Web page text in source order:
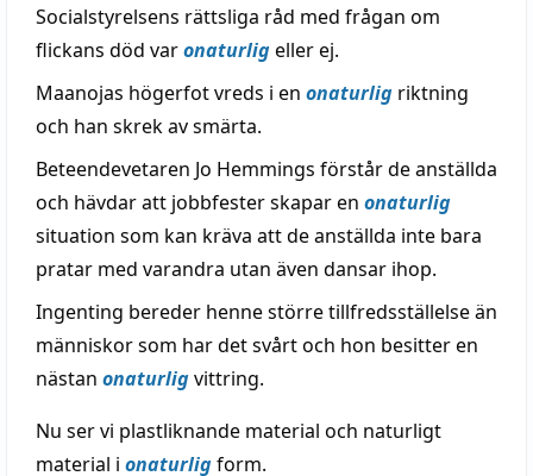
Socialstyrelsens rättsliga råd med frågan om
flickans död varonaturligeller ej.
Maanojas högerfot vreds i en onaturlig riktning
och han skrek av smärta.
Beteendevetaren Jo Hemmings förstår de anställda
och hävdar att jobbfester skapar en onaturlig
situation som kan kräva att de anställda inte bara
pratar med varandra utan även dansar ihop.
Ingenting bereder henne större tillfredsställelse än
människor som har det svårt och hon besitter en
nästan onaturligvittring.
Nu ser vi plastliknande material och naturligt
material i onaturligform.